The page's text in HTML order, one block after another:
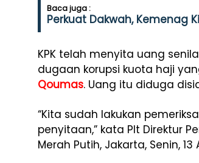
Baca juga :
Perkuat Dakwah, Kemenag
KPK telah menyita uang
dugaan korupsi kuota haji
Qoumas. Uang itu diduga
“Kita sudah lakukan
penyitaan,” kata Plt Direktur
Merah Putih, Jakarta, Senin, 13